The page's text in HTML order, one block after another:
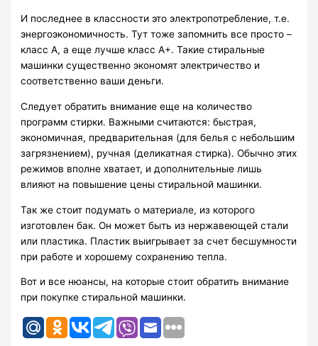
И последнее в классности это электропотребление, т.е.
энергоэкономичность. Тут тоже запомнить все просто –
класс А, а еще лучше класс А+. Такие стиральные
машинки существенно экономят электричество и
соответственно ваши деньги.
Следует обратить внимание еще на количество
программ стирки. Важными считаются: быстрая,
экономичная, предварительная (для белья с небольшим
загрязнением), ручная (деликатная стирка). Обычно этих
режимов вполне хватает, и дополнительные лишь
влияют на повышение цены стиральной машинки.
Так же стоит подумать о материале, из которого
изготовлен бак. Он может быть из нержавеющей стали
или пластика. Пластик выигрывает за счет бесшумности
при работе и хорошему сохранению тепла.
Вот и все нюансы, на которые стоит обратить внимание
при покупке стиральной машинки.